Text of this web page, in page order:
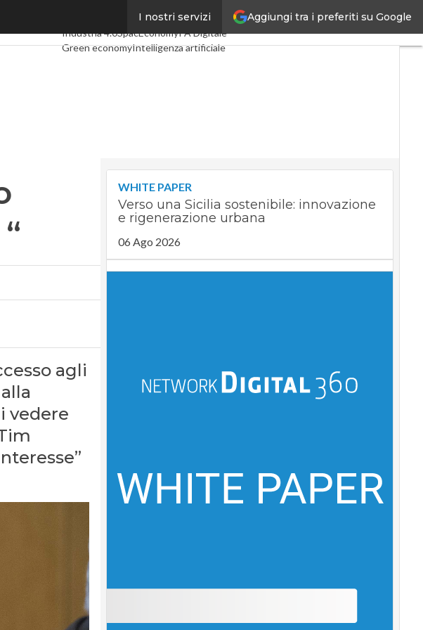
Aggiungi tra i preferiti su Google
I nostri servizi
Digital EconomyTelco
Industria 4.0SpacEconomyPA Digitale
Green economyIntelligenza artificiale
agli
vedere
WHITE PAPER
Verso una Sicilia sostenibile: innovazione
e rigenerazione urbana
06 Ago 2026